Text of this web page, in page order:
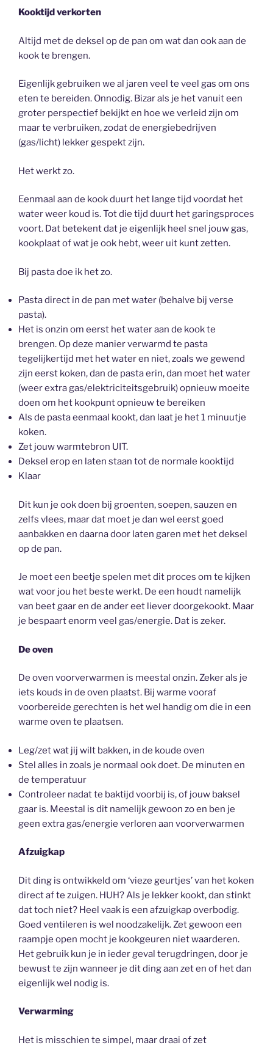
Kooktijd verkorten
Altijd met de deksel op de pan om wat dan ook aan de
kook te brengen.
Eigenlijk gebruiken we al jaren veel te veel gas om ons
eten te bereiden. Onnodig. Bizar als je het vanuit een
groter perspectief bekijkt en hoe we verleid zijn om
maar te verbruiken, zodat de energiebedrijven
(gas/licht) lekker gespekt zijn.
Het werkt zo.
Eenmaal aan de kook duurt het lange tijd voordat het
water weer koud is. Tot die tijd duurt het garingsproces
voort. Dat betekent dat je eigenlijk heel snel jouw gas,
kookplaat of wat je ook hebt, weer uit kunt zetten.
Bij pasta doe ik het zo.
Pasta direct in de pan met water (behalve bij verse
pasta).
Het is onzin om eerst het water aan de kook te
brengen. Op deze manier verwarmd te pasta
tegelijkertijd met het water en niet, zoals we gewend
zijn eerst koken, dan de pasta erin, dan moet het water
(weer extra gas/elektriciteitsgebruik) opnieuw moeite
doen om het kookpunt opnieuw te bereiken
Als de pasta eenmaal kookt, dan laat je het 1 minuutje
koken.
Zet jouw warmtebron UIT.
Deksel erop en laten staan tot de normale kooktijd
Klaar
Dit kun je ook doen bij groenten, soepen, sauzen en
zelfs vlees, maar dat moet je dan wel eerst goed
aanbakken en daarna door laten garen met het deksel
op de pan.
Je moet een beetje spelen met dit proces om te kijken
wat voor jou het beste werkt. De een houdt namelijk
van beet gaar en de ander eet liever doorgekookt. Maar
je bespaart enorm veel gas/energie. Dat is zeker.
De oven
De oven voorverwarmen is meestal onzin. Zeker als je
iets kouds in de oven plaatst. Bij warme vooraf
voorbereide gerechten is het wel handig om die in een
warme oven te plaatsen.
Leg/zet wat jij wilt bakken, in de koude oven
Stel alles in zoals je normaal ook doet. De minuten en
de temperatuur
Controleer nadat te baktijd voorbij is, of jouw baksel
gaar is. Meestal is dit namelijk gewoon zo en ben je
geen extra gas/energie verloren aan voorverwarmen
Afzuigkap
Dit ding is ontwikkeld om ‘vieze geurtjes’ van het koken
direct af te zuigen. HUH? Als je lekker kookt, dan stinkt
dat toch niet? Heel vaak is een afzuigkap overbodig.
Goed ventileren is wel noodzakelijk. Zet gewoon een
raampje open mocht je kookgeuren niet waarderen.
Het gebruik kun je in ieder geval terugdringen, door je
bewust te zijn wanneer je dit ding aan zet en of het dan
eigenlijk wel nodig is.
Verwarming
Het is misschien te simpel, maar draai of zet